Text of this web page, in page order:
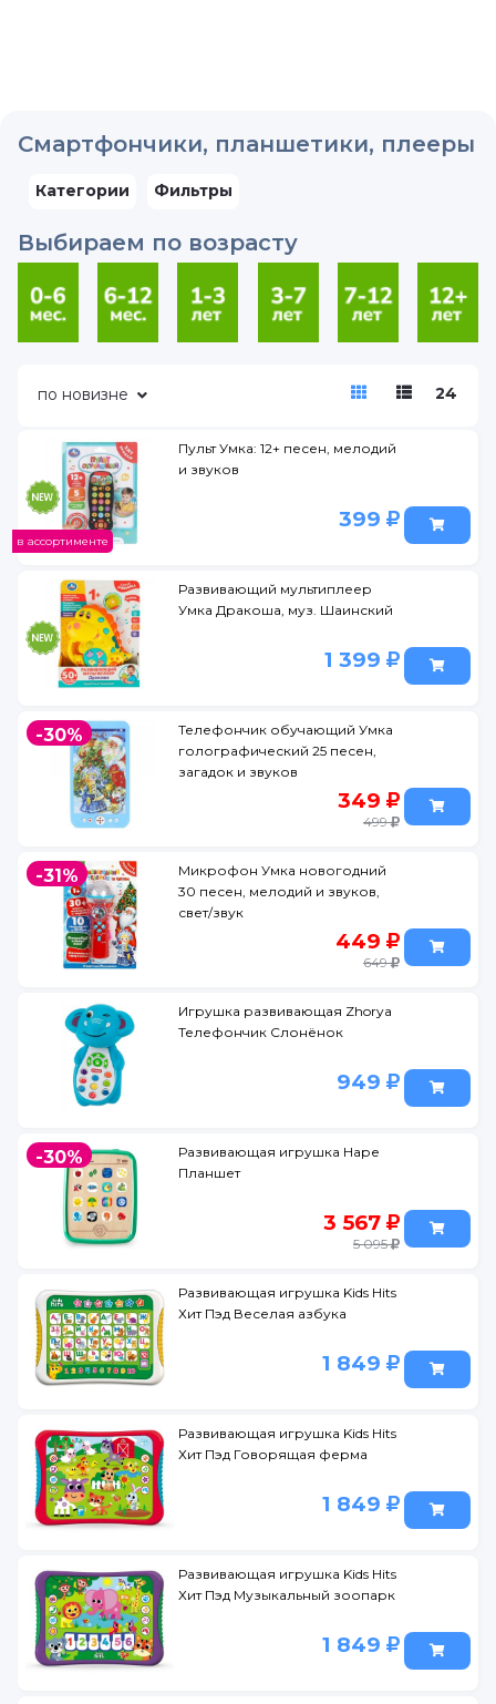
Смартфончики, планшетики, плееры
Категории Фильтры
Выбираем по возрасту
по новизне 24
в ассортименте
Пульт Умка: 12+ песен, мелодий
и звуков
399
Развивающий мультиплеер
Умка Дракоша, муз. Шаинский
1 399
-30%
Телефончик обучающий Умка
голографический 25 песен,
загадок и звуков
349
499
-31%
Микрофон Умка новогодний
30 песен, мелодий и звуков,
свет/звук
449
649
Игрушка развивающая Zhorya
Телефончик Слонёнок
949
-30%
Развивающая игрушка Наре
Планшет
3 567
5 095
Развивающая игрушка Kids Hits
Хит Пэд Веселая азбука
1 849
Развивающая игрушка Kids Hits
Хит Пэд Говорящая ферма
1 849
Развивающая игрушка Kids Hits
Хит Пэд Музыкальный зоопарк
1 849